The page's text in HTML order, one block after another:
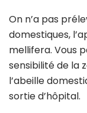
On n’a pas
domestiques,
mellifera. Vous
sensibilité de la
l’abeille
sortie d’hôpital.